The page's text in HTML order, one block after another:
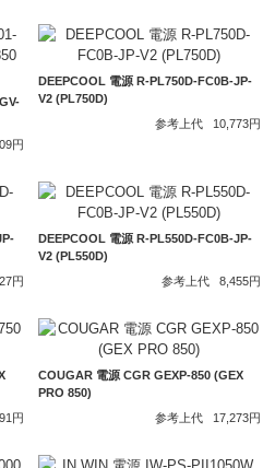
円
DEEPCOOL 電源 R-PL750D-FC0B-JP-
V2 (PL750D)
参考上代
10,773円
円
DEEPCOOL 電源 R-PL550D-FC0B-JP-
V2 (PL550D)
参考上代
8,455円
円
COUGAR 電源 CGR GEXP-850 (GEX
PRO 850)
参考上代
17,273円